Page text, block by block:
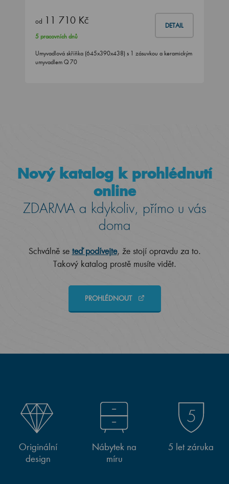
od 11 710 Kč DETAIL
5 pracovních dnů
Umyvadlová skříňka (645x390x438) s 1 zásuvkou a keramickým
umyvadlem Q 70
Nový katalog k prohlédnutí
online
ZDARMA a kdykoliv, přímo u vás
doma
Schválně se teď podívejte, že stojí opravdu za to.
Takový katalog prostě musíte vidět.
PROHLÉDNOUT
Originální
design
Nábytek na
míru
5 let záruka